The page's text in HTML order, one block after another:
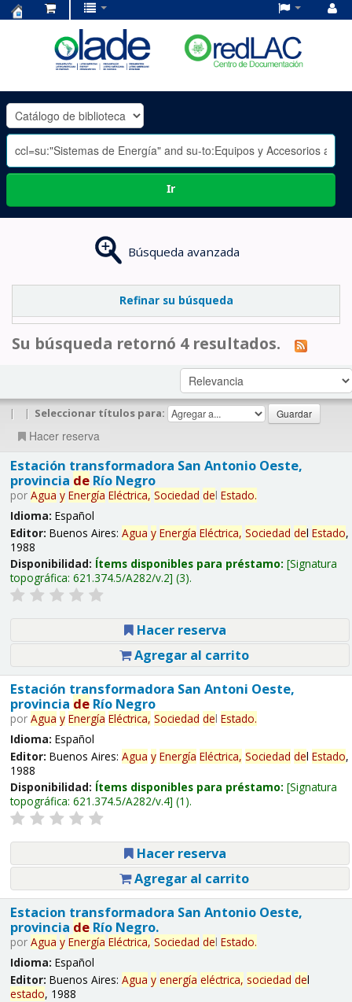
OLADE
-
Ir
Búsqueda avanzada
Refinar su búsqueda
Su búsqueda retornó 4 resultados.
| | Seleccionar títulos para:
Hacer reserva
Estación transformadora San Antonio Oeste,
provincia deRío Negro
por Agua y Energía Eléctrica, Sociedad del Estado.
Idioma: Español
Editor: Buenos Aires: Agua y Energía Eléctrica, Sociedad del Estado,
1988
Disponibilidad: Ítems disponibles para préstamo: Signatura
topográfica: 621.374.5/A282/v.2 (3).
Hacer reserva
Agregar al carrito
Estación transformadora San Antoni Oeste,
provincia deRío Negro
por Agua y Energía Eléctrica, Sociedad del Estado.
Idioma: Español
Editor: Buenos Aires: Agua y Energía Eléctrica, Sociedad del Estado,
1988
Disponibilidad: Ítems disponibles para préstamo: Signatura
topográfica: 621.374.5/A282/v.4 (1).
Hacer reserva
Agregar al carrito
Estacion transformadora San Antonio Oeste,
provincia deRío Negro.
por Agua y Energía Eléctrica, Sociedad del Estado.
Idioma: Español
Editor: Buenos Aires: Agua y energía eléctrica, sociedad del
estado, 1988